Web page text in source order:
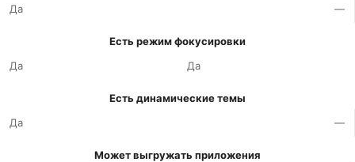
Да
—
Есть режим фокусировки
Да
Да
Есть динамические темы
Да
—
Может выгружать приложения